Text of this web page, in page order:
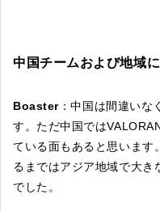
中国チームおよび地域
Boaster：中国は間違いな
す。ただ中国では
ている面もあると思います
るまではアジア地域で大き
でした。